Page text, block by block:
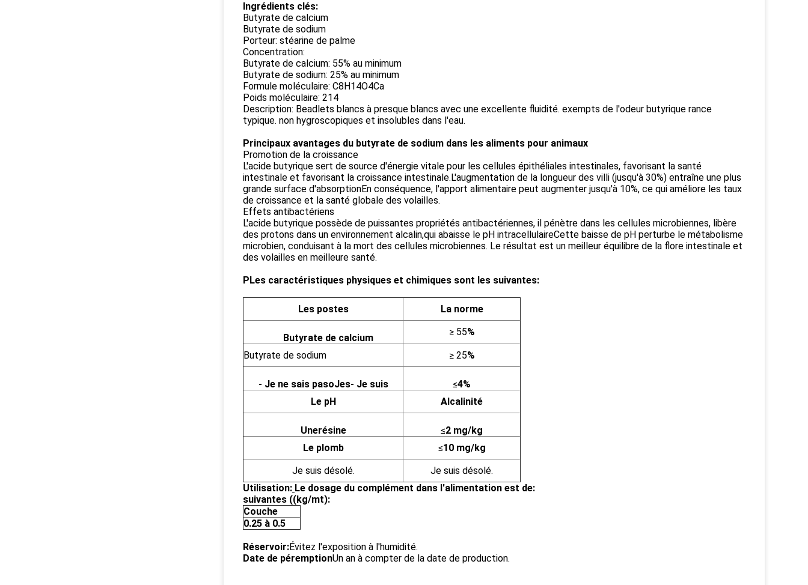
Ingrédients clés:
Butyrate de calcium
Butyrate de sodium
Porteur: stéarine de palme
Concentration:
Butyrate de calcium: 55% au minimum
Butyrate de sodium: 25% au minimum
Formule moléculaire: C8H14O4Ca
Poids moléculaire: 214
Description: Beadlets blancs à presque blancs avec une excellente fluidité. exempts de l'odeur butyrique rance
typique. non hygroscopiques et insolubles dans l'eau.
Principaux avantages du butyrate de sodium dans les aliments pour animaux
Promotion de la croissance
L'acide butyrique sert de source d'énergie vitale pour les cellules épithéliales intestinales, favorisant la santé
intestinale et favorisant la croissance intestinale.L'augmentation de la longueur des villi (jusqu'à 30%) entraîne une plus
grande surface d'absorptionEn conséquence, l'apport alimentaire peut augmenter jusqu'à 10%, ce qui améliore les taux
de croissance et la santé globale des volailles.
Effets antibactériens
L'acide butyrique possède de puissantes propriétés antibactériennes, il pénètre dans les cellules microbiennes, libère
des protons dans un environnement alcalin,qui abaisse le pH intracellulaireCette baisse de pH perturbe le métabolisme
microbien, conduisant à la mort des cellules microbiennes. Le résultat est un meilleur équilibre de la flore intestinale et
des volailles en meilleure santé.
PLes caractéristiques physiques et chimiques sont les suivantes:
Les postes La norme
Butyrate de calcium
≥ 55%
Butyrate de sodium ≥ 25%
- Je ne sais pasoJes- Je suis ≤4%
Le pH
Alcalinité
Unerésine ≤2 mg/kg
Le plomb
≤10 mg/kg
Je suis désolé.
Je suis désolé.
Utilisation: Le dosage du complément dans l'alimentation est de:
suivantes ((kg/mt):
Couche
0.25 à 0.5
Réservoir:Évitez l'exposition à l'humidité.
Date de péremptionUn an à compter de la date de production.